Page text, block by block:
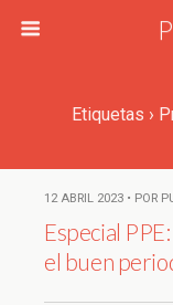
Etiquetas ›
12 ABRIL 2023 • POR
Especial
el buen